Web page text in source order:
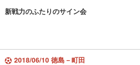
新戦力のふたりのサイン会
2018/06/10 徳島－町田